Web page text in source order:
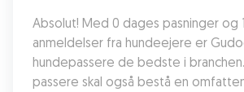
Absolut! Med 0 dages pasninger og
anmeldelser fra hundeejere er
hundepassere de bedste i
passere skal også bestå en